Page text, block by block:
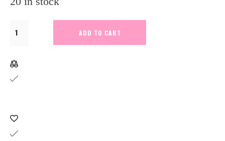
М4502.
соед.-
3
с
ADD TO CART